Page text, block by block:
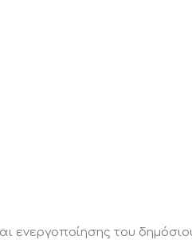
ενεργοποίησης του